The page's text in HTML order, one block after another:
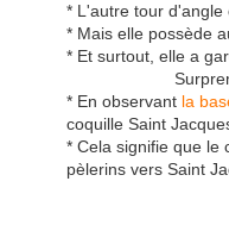
* L'autre tour d'angle
* Mais elle possède
* Et surtout, elle a
* En observant la
coquille Saint
* Cela signifie que le
pèlerins vers Saint